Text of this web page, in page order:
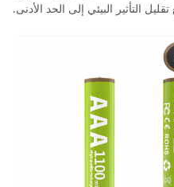
التأثير البيئي إلى الحد الأدنى.